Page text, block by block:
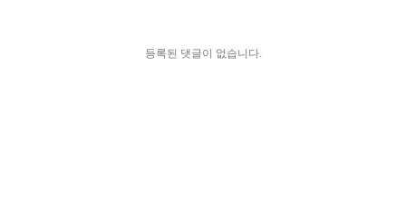
등록된 댓글이 없습니다.